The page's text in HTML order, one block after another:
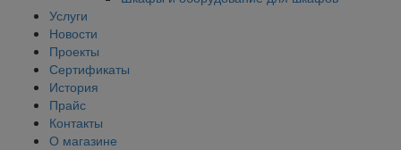
Услуги
Новости
Проекты
Сертификаты
История
Прайс
Контакты
О магазине